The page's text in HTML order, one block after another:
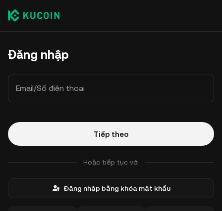
Đăng nhập
Email/Số điện thoại
Tiếp theo
Hoặc tiếp tục với
Đăng nhập bằng khóa mật khẩu